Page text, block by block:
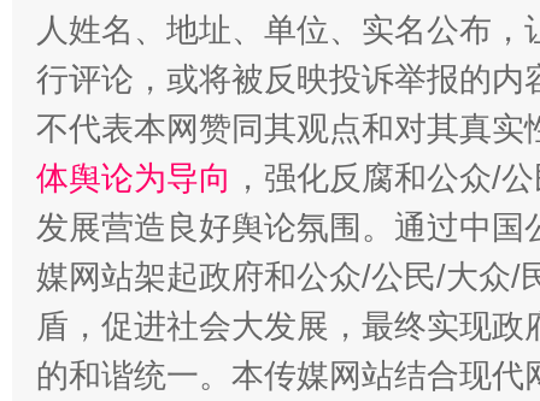
“蜀中异人”王建安的艺术幻境
人姓名、地址、单位、实名公布
行评论，或将被反映投诉举报的
不代表本网赞同其观点和对其真实
体舆论为导向 ，强化反腐和公众/
发展营造良好舆论氛围。通过中
媒网站架起政府和公众/公民/大众/
盾，促进社会大发展，最终实现
的和谐统一。本传媒网站结合现